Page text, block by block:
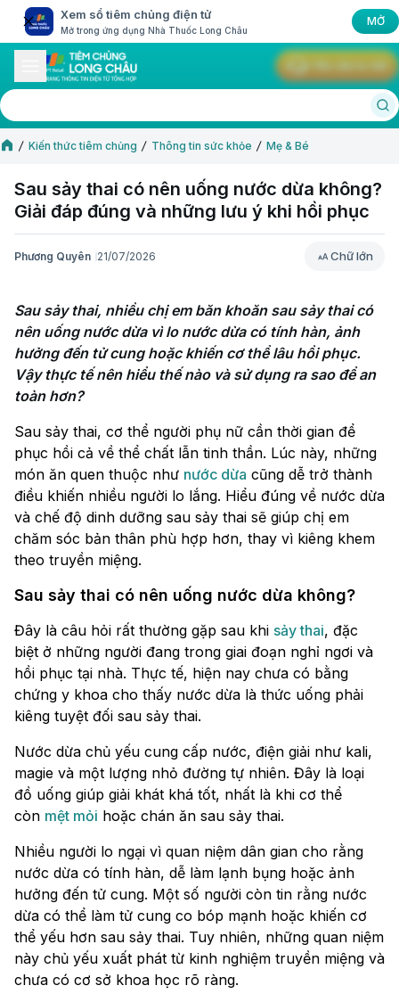
Xem sổ tiêm chủng điện tử
Mở trong ứng dụng Nhà Thuốc Long Châu
MỞ
Kiến thức tiêm chủng Thông tin sức khỏe Mẹ & Bé
Sau sảy thai có nên uống nước dừa không?
Giải đáp đúng và những lưu ý khi hồi phục
Phương Quyên 21/07/2026 Chữ lớn
Chữ lớn
Sau sảy thai, nhiều chị em băn khoăn sau sảy thai có
nên uống nước dừa vì lo nước dừa có tính hàn, ảnh
hưởng đến tử cung hoặc khiến cơ thể lâu hồi phục.
Vậy thực tế nên hiểu thế nào và sử dụng ra sao để an
toàn hơn?
Sau sảy thai, cơ thể người phụ nữ cần thời gian để
phục hồi cả về thể chất lẫn tinh thần. Lúc này, những
món ăn quen thuộc như nước dừa cũng dễ trở thành
điều khiến nhiều người lo lắng. Hiểu đúng về nước dừa
và chế độ dinh dưỡng sau sảy thai sẽ giúp chị em
chăm sóc bản thân phù hợp hơn, thay vì kiêng khem
theo truyền miệng.
Sau sảy thai có nên uống nước dừa không?
Đây là câu hỏi rất thường gặp sau khi sảy thai, đặc
biệt ở những người đang trong giai đoạn nghỉ ngơi và
hồi phục tại nhà. Thực tế, hiện nay chưa có bằng
chứng y khoa cho thấy nước dừa là thức uống phải
kiêng tuyệt đối sau sảy thai.
Nước dừa chủ yếu cung cấp nước, điện giải như kali,
magie và một lượng nhỏ đường tự nhiên. Đây là loại
đồ uống giúp giải khát khá tốt, nhất là khi cơ thể
còn mệt mỏi hoặc chán ăn sau sảy thai.
Nhiều người lo ngại vì quan niệm dân gian cho rằng
nước dừa có tính hàn, dễ làm lạnh bụng hoặc ảnh
hưởng đến tử cung. Một số người còn tin rằng nước
dừa có thể làm tử cung co bóp mạnh hoặc khiến cơ
thể yếu hơn sau sảy thai. Tuy nhiên, những quan niệm
này chủ yếu xuất phát từ kinh nghiệm truyền miệng và
chưa có cơ sở khoa học rõ ràng.